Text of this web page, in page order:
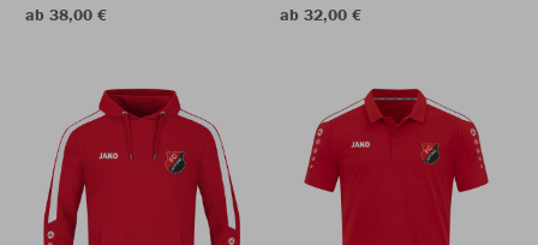
ab 38,00 €
ab 32,00 €